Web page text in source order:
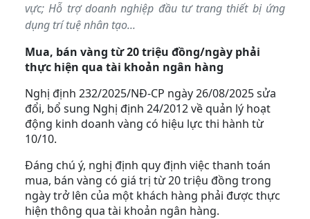
vực; Hỗ trợ doanh nghiệp đầu tư trang thiết bị ứng
dụng trí tuệ nhân tạo...
Mua, bán vàng từ 20 triệu đồng/ngày phải
thực hiện qua tài khoản ngân hàng
Nghị định 232/2025/NĐ-CP ngày 26/08/2025 sửa
đổi, bổ sung Nghị định 24/2012 về quản lý hoạt
động kinh doanh vàng có hiệu lực thi hành từ
10/10.
Đáng chú ý, nghị định quy định việc thanh toán
mua, bán vàng có giá trị từ 20 triệu đồng trong
ngày trở lên của một khách hàng phải được thực
hiện thông qua tài khoản ngân hàng.